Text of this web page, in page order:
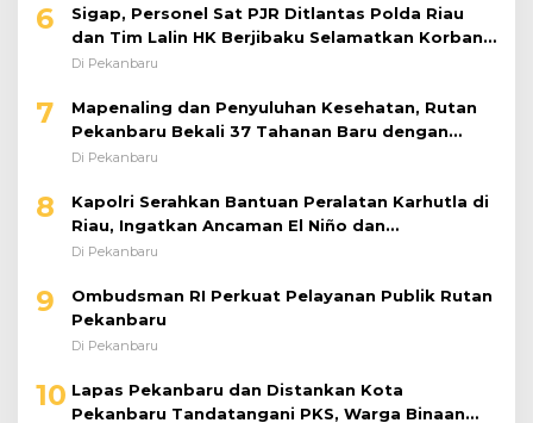
6
Sigap, Personel Sat PJR Ditlantas Polda Riau
dan Tim Lalin HK Berjibaku Selamatkan Korban
Kecelakaan di Tol Pekanbaru–Dumai
Di Pekanbaru
7
Mapenaling dan Penyuluhan Kesehatan, Rutan
Pekanbaru Bekali 37 Tahanan Baru dengan
Edukasi TBC, HIV, dan Bahaya Narkoba
Di Pekanbaru
8
Kapolri Serahkan Bantuan Peralatan Karhutla di
Riau, Ingatkan Ancaman El Niño dan
Prioritaskan Pencegahan
Di Pekanbaru
9
Ombudsman RI Perkuat Pelayanan Publik Rutan
Pekanbaru
Di Pekanbaru
10 Lapas Pekanbaru dan Distankan Kota
Pekanbaru Tandatangani PKS, Warga Binaan